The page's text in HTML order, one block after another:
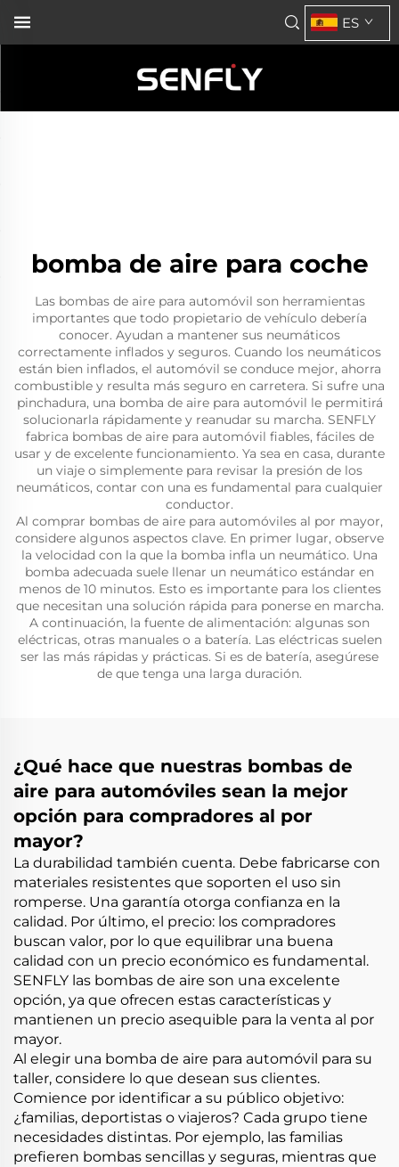
ES
bomba de aire para coche
Las bombas de aire para automóvil son herramientas
importantes que todo propietario de vehículo debería
conocer. Ayudan a mantener sus neumáticos
correctamente inflados y seguros. Cuando los neumáticos
están bien inflados, el automóvil se conduce mejor, ahorra
combustible y resulta más seguro en carretera. Si sufre una
pinchadura, una bomba de aire para automóvil le permitirá
solucionarla rápidamente y reanudar su marcha. SENFLY
fabrica bombas de aire para automóvil fiables, fáciles de
usar y de excelente funcionamiento. Ya sea en casa, durante
un viaje o simplemente para revisar la presión de los
neumáticos, contar con una es fundamental para cualquier
conductor.
Al comprar bombas de aire para automóviles al por mayor,
considere algunos aspectos clave. En primer lugar, observe
la velocidad con la que la bomba infla un neumático. Una
bomba adecuada suele llenar un neumático estándar en
menos de 10 minutos. Esto es importante para los clientes
que necesitan una solución rápida para ponerse en marcha.
A continuación, la fuente de alimentación: algunas son
eléctricas, otras manuales o a batería. Las eléctricas suelen
ser las más rápidas y prácticas. Si es de batería, asegúrese
de que tenga una larga duración.
¿Qué hace que nuestras bombas de
aire para automóviles sean la mejor
opción para compradores al por
mayor?
La durabilidad también cuenta. Debe fabricarse con
materiales resistentes que soporten el uso sin
romperse. Una garantía otorga confianza en la
calidad. Por último, el precio: los compradores
buscan valor, por lo que equilibrar una buena
calidad con un precio económico es fundamental.
SENFLY las bombas de aire son una excelente
opción, ya que ofrecen estas características y
mantienen un precio asequible para la venta al por
mayor.
Al elegir una bomba de aire para automóvil para su
taller, considere lo que desean sus clientes.
Comience por identificar a su público objetivo:
¿familias, deportistas o viajeros? Cada grupo tiene
necesidades distintas. Por ejemplo, las familias
prefieren bombas sencillas y seguras, mientras que